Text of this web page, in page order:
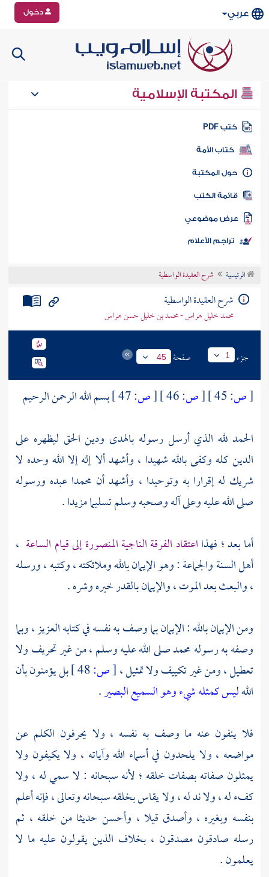
عربي دخول
المكتبة الإسلامية
كتب PDF
كتاب الأمة
المكتبة
الكتب
موضوعي
تراجم الأعلام
الرئيسية شرح العقيدة الواسطية
شرح العقيدة الواسطية
محمد خليل هراس - محمد بن خليل حسن هراس
جزء 1 صفحة 45
[ص: [ص: [ص:
بسم الله الرحمن الرحيم
الحمد لله الذي أرسل رسوله بالهدى ودين الحق ليظهره على
الدين كله وكفى بالله شهيدا ، وأشهد ألا إله إلا الله وحده لا
شريك له إقرارا به وتوحيدا ، وأشهد أن محمدا عبده ورسوله
صلى الله عليه وعلى آله وصحبه وسلم تسليما مزيدا .
أما بعد ؛ فهذااعتقاد الفرقة الناجية المنصورة إلى قيام الساعة ،
أهل السنة والجماعة : وهو الإيمان بالله وملائكته ، وكتبه ، ورسله
، والبعث بعد الموت ، والإيمان بالقدر خيره وشره .
ومن الإيمان بالله : الإيمان بما وصف به نفسه في كتابه العزيز ، وبما
وصفه به رسولهمحمدصلى الله عليه وسلم ، من غير تحريف ولا
تعطيل ، ومن غير تكييف ولا تمثيل ،[ص:
بل يؤمنون بأن
اللهليس كمثله شيء وهو السميع البصير.
فلا ينفون عنه ما وصف به نفسه ، ولا يحرفون الكلم عن
مواضعه ، ولا يلحدون في أسماء الله وآياته ، ولا يكيفون ولا
يمثلون صفاته بصفات خلقه ؛ لأنه سبحانه : لا سمي له ، ولا
كفء له ، ولا ند له ، ولا يقاس بخلقه سبحانه وتعالى ، فإنه أعلم
بنفسه وبغيره ، وأصدق قيلا ، وأحسن حديثا من خلقه ، ثم
رسله صادقون مصدقون ، بخلاف الذين يقولون عليه ما لا
يعلمون .